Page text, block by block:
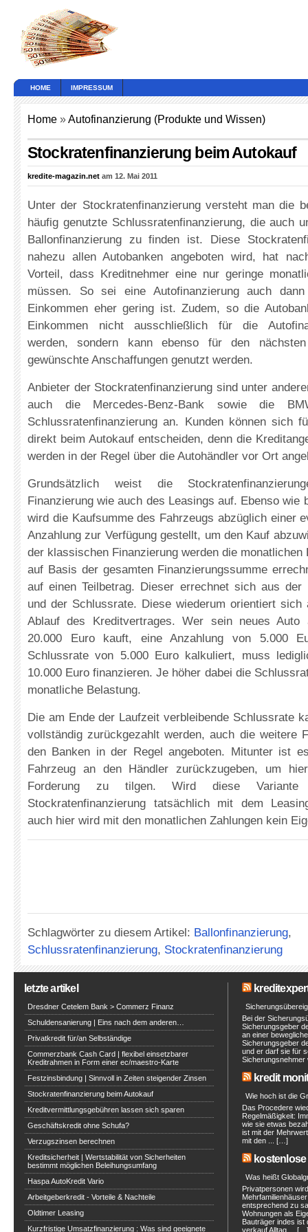
HOME IMPRESSUM
Home »Autofinanzierung (Produkte und Wissen)
Stockratenfinanzierung beim Autokauf
kredite-magazin.net am 12. Mai 2011
Unter der Stockratenfinanzierung versteht man die
häufig genutzte Schlussratenfinanzierung, die auch
Ballonfinanzierung zu finden ist. Diese
nahezu allen Autobanken angeboten wird, hat
Vorteil, dass Kreditnehmer eine nur geringe
müssen. So sei eine Autofinanzierung auch
Einkommen eher gering ist. Zudem, so die
Einkommen nicht ausschließlich für die
werden, sondern kann ebenso für den
gewünschte Anschaffungen genutzt werden.
Anbieter der Stockratenfinanzierung sind unter
auch die Mercedes-Benz-Bank sowie die
Schlussratenfinanzierung an. Kunden können sich
direkt beim Autokauf entscheiden, denn die
werden in der Regel über die Autohändler vor Ort
Grundsätzlich weist die
Finanzierung wie auch des Leasings auf. Ebenso wie
wird die Kaufsumme des Fahrzeugs abzüglich einer
Anzahlung zur Verfügung gestellt, um den Kauf
der klassischen Finanzierung werden die monatlichen
auf Basis der gesamten Finanzierungssumme
auf einen Teilbetrag. Dieser errechnet sich aus der
und der Schlussrate. Diese wiederum orientiert sich
Ablauf des Kreditvertrages. Wer sein neues
20.000 Euro kauft, eine Anzahlung von 5.000
Schlussrate von 5.000 Euro kalkuliert, muss
10.000 Euro finanzieren. Je höher dabei die
monatliche Belastung.
Die am Ende der Laufzeit verbleibende Schlussrate
vollständig zurückgezahlt werden, auch die weitere
den Banken in der Regel angeboten. Mitunter ist
Fahrzeug an den Händler zurückzugeben, um
Forderung zu tilgen. Wird diese
Stockratenfinanzierung tatsächlich mit dem
auch hier wird mit den monatlichen Zahlungen kein
Schlagwörter zu diesem Artikel: Ballonfinanzierung,
Schlussratenfinanzierung, Stockratenfinanzierung
letzte artikel
Dresdner Cetelem Bank > Commerz Finanz
Schuldensanierung | Eins nach dem anderen…
Privatkredit für/an Selbständige
Commerzbank Cash Card | flexibel einsetzbarer
Kreditrahmen in Form einer ec/maestro-Karte
Festzinsbindung | Sinnvoll in Zeiten steigender Zinsen
Stockratenfinanzierung beim Autokauf
Kreditvermittlungsgebühren lassen sich sparen
Geschäftskredit ohne Schufa?
Verzugszinsen berechnen
Kreditsicherheit | Wertstabilität von Sicherheiten
bestimmt möglichen Beleihungsumfang
Haspa AutoKredit Vario
Arbeitgeberkredit - Vorteile & Nachteile
Oldtimer Leasing
Kurzfristige Umsatzfinanzierung : Was sind geeignete
Bei der
Sicherungsgeber
an einer
Sicherungsgeber
und er darf sie für
kredit
Wie hoch ist die
Das Procedere
Regelmäßigkeit:
wie sie etwas
ist mit der
mit den ... […]
Was heißt
Privatpersonen
entsprechend zu
Wohnungen als
Bauträger indes ist
verkauf Alltag ... […]